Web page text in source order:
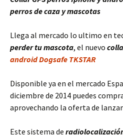
perros de caza y mascotas
Llega al mercado lo ultimo en
perder tu mascota, el nuevo
android Dogsafe TKSTAR
Disponible ya en el mercado
diciembre de 2014 puedes
aprovechando la oferta de
Este sistema de